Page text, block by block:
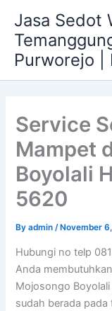
content
Jasa Sedot
Purworejo |
Service
Mampet
Boyolali
5620
Byadmin/ November
Hubungi no telp
Anda
Mojosongo
sudah berada